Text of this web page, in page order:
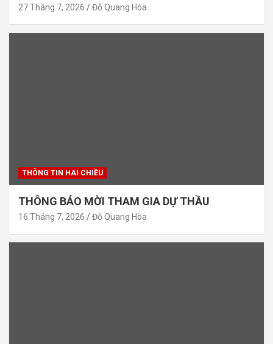
27 Tháng 7, 2026 Đỗ Quang Hòa
THÔNG TIN HAI CHIỀU
THÔNG BÁO MỜI THAM GIA DỰ THẦU
16 Tháng 7, 2026 Đỗ Quang Hòa